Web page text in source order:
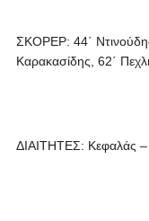
ΣΚΟΡΕΡ: 44΄
Καρακασίδης, 62΄
ΔΙΑΙΤΗΤΕΣ: Κεφαλάς